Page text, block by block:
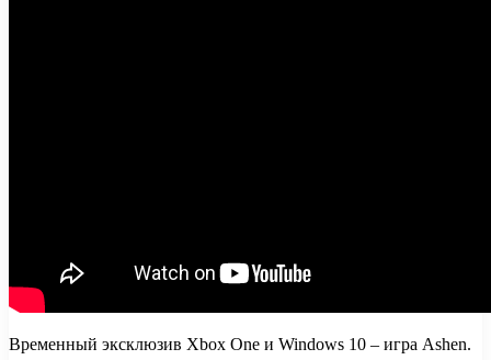
Временный эксклюзив Xbox One и Windows 10 – игра Ashen.